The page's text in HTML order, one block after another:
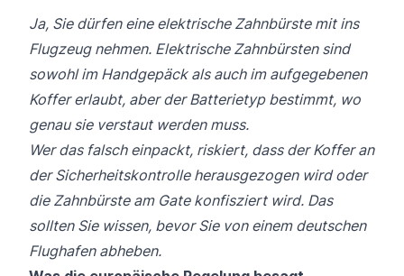
Ja, Sie dürfen eine elektrische Zahnbürste mit ins
Flugzeug nehmen. Elektrische Zahnbürsten sind
sowohl im Handgepäck als auch im aufgegebenen
Koffer erlaubt, aber der Batterietyp bestimmt, wo
genau sie verstaut werden muss.
Wer das falsch einpackt, riskiert, dass der Koffer an
der Sicherheitskontrolle herausgezogen wird oder
die Zahnbürste am Gate konfisziert wird. Das
sollten Sie wissen, bevor Sie von einem deutschen
Flughafen abheben.